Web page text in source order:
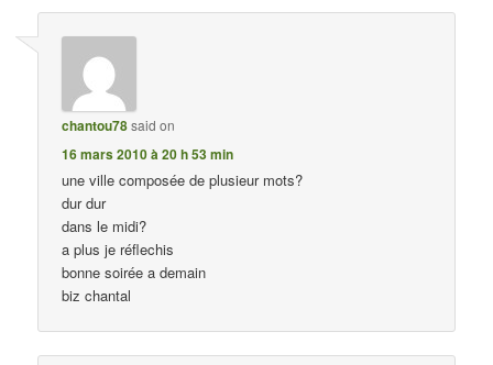
chantou78said on
16 mars 2010 à 20 h 53 min
une ville composée de plusieur mots?
dur dur
dans le midi?
a plus je réflechis
bonne soirée a demain
biz chantal